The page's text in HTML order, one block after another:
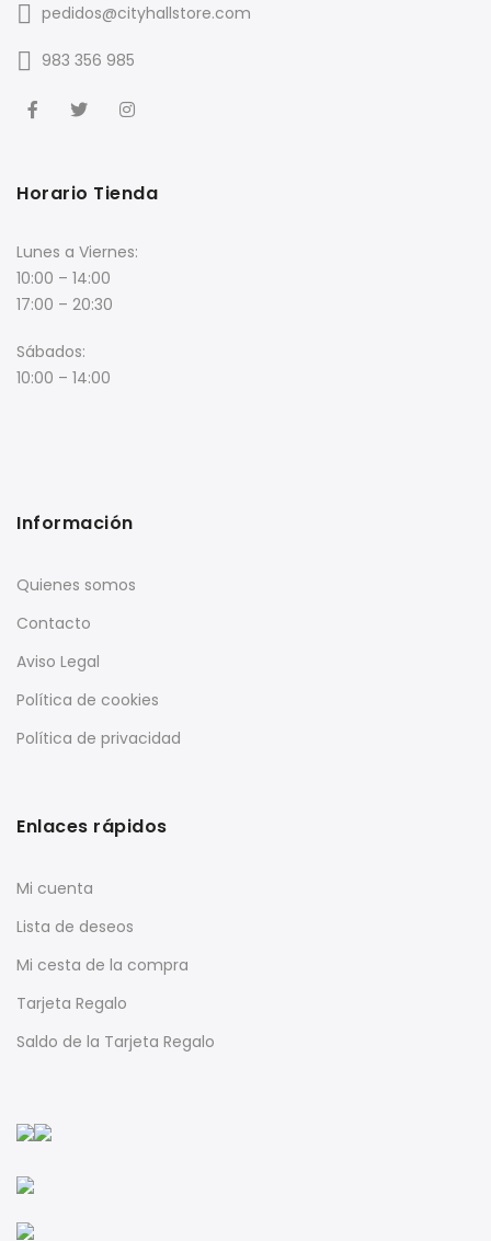
pedidos@cityhallstore.com
983 356 985
Horario Tienda
Lunes a Viernes:
10:00 – 14:00
17:00 – 20:30
Sábados:
10:00 – 14:00
Información
Quienes somos
Contacto
Aviso Legal
Política de cookies
Política de privacidad
Enlaces rápidos
Mi cuenta
Lista de deseos
Mi cesta de la compra
Tarjeta Regalo
Saldo de la Tarjeta Regalo